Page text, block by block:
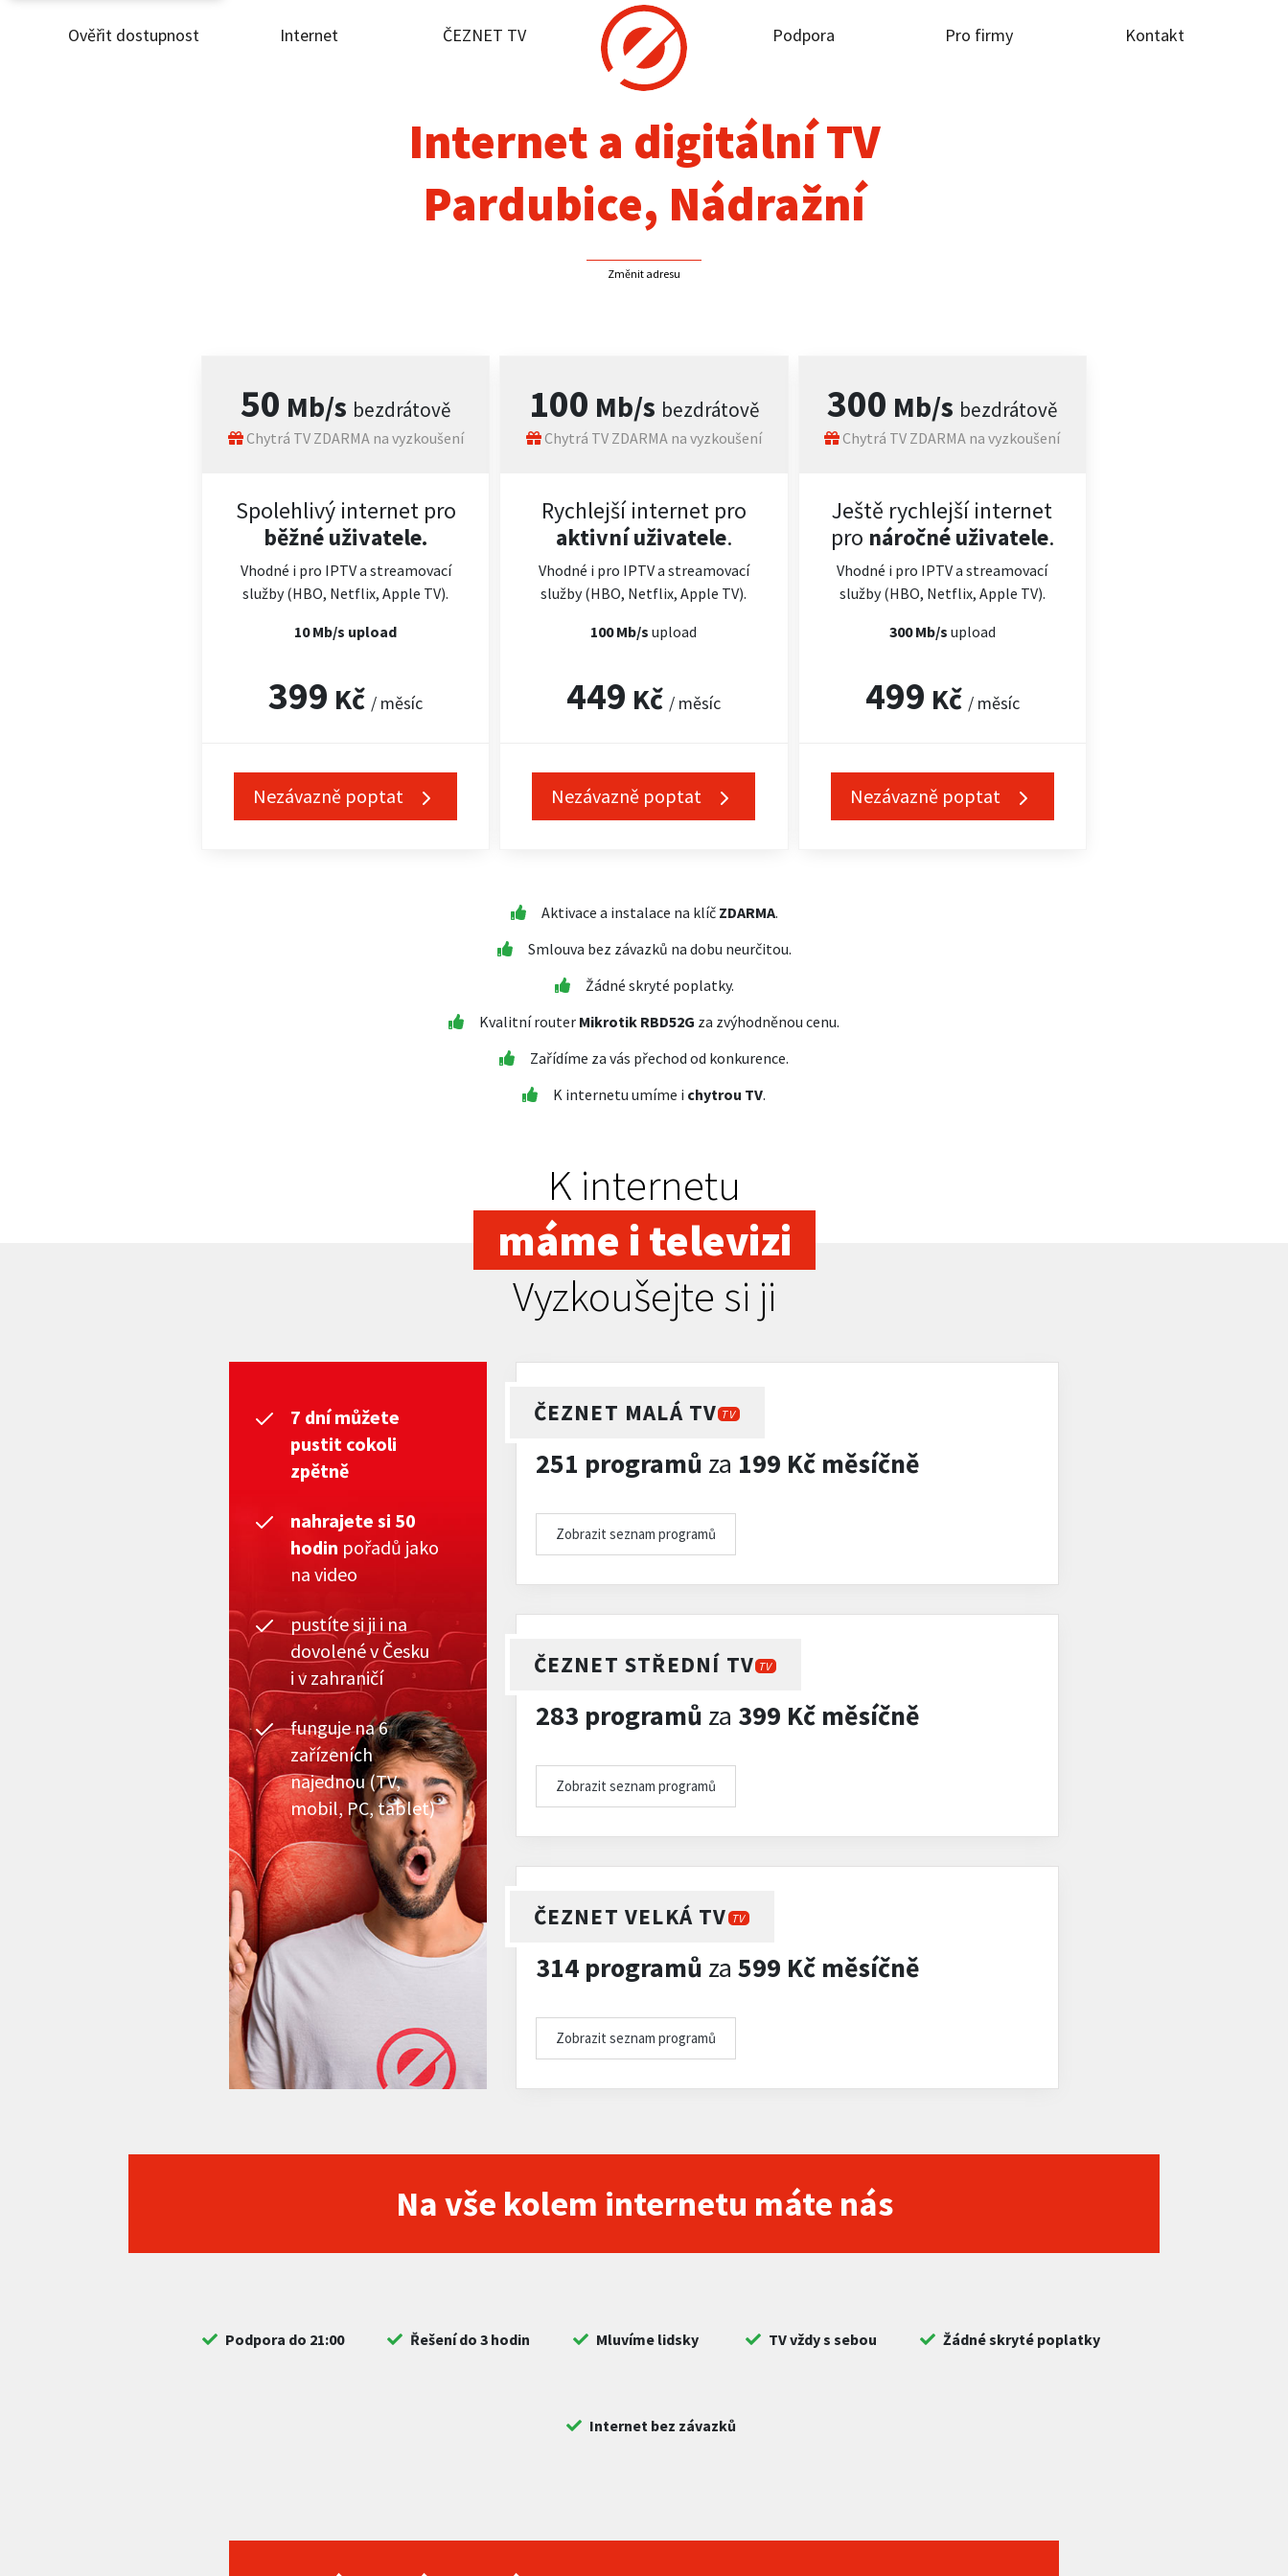
Ověřit dostupnost Internet ČEZNET TV Podpora Pro firmy Kontakt
Internet
Podpora
Internet a digitální TV
Pardubice, Nádražní
Změnit adresu
50 Mb/s bezdrátově
Chytrá TV ZDARMA na vyzkoušení
Spolehlivý internet pro
běžné uživatele.
Vhodné i pro IPTV a streamovací
služby (HBO, Netflix, Apple TV).
10 Mb/s upload
399 Kč / měsíc
Nezávazně poptat
100 Mb/s bezdrátově
Chytrá TV ZDARMA na vyzkoušení
Rychlejší internet pro
aktivní uživatele.
Vhodné i pro IPTV a streamovací
služby (HBO, Netflix, Apple TV).
100 Mb/supload
449 Kč / měsíc
Nezávazně poptat
300 Mb/s bezdrátově
Chytrá TV ZDARMA na vyzkoušení
Ještě rychlejší internet
pro náročné uživatele.
Vhodné i pro IPTV a streamovací
služby (HBO, Netflix, Apple TV).
300 Mb/s upload
499 Kč / měsíc
Nezávazně poptat
Aktivace a instalace na klíč ZDARMA.
Smlouva bez závazků na dobu neurčitou.
Žádné skryté poplatky.
Kvalitní router Mikrotik RBD52G za zvýhodněnou cenu.
Zařídíme za vás přechod od konkurence.
K internetu umíme i chytrou TV.
K internetu
máme i televizi
Vyzkoušejte si ji
7 dní můžete
pustit cokoli
zpětně
nahrajete si 50
hodin pořadů jako
na video
pustíte si ji i na
dovolené v Česku
i v zahraničí
funguje na 6
zařízeních
najednou (TV,
mobil, PC, tablet)
ČEZNET MALÁ TV TV
251 programů za 199 Kč měsíčně
Zobrazit seznam programů
ČEZNET STŘEDNÍ TV TV
283 programů za 399 Kč měsíčně
Zobrazit seznam programů
ČEZNET VELKÁ TV TV
314 programů za 599 Kč měsíčně
Zobrazit seznam programů
Na vše kolem internetu máte nás
Podpora do 21:00 Řešení do 3 hodin Mluvíme lidsky TV vždy s sebou Žádné skryté poplatky
Internet bez závazků